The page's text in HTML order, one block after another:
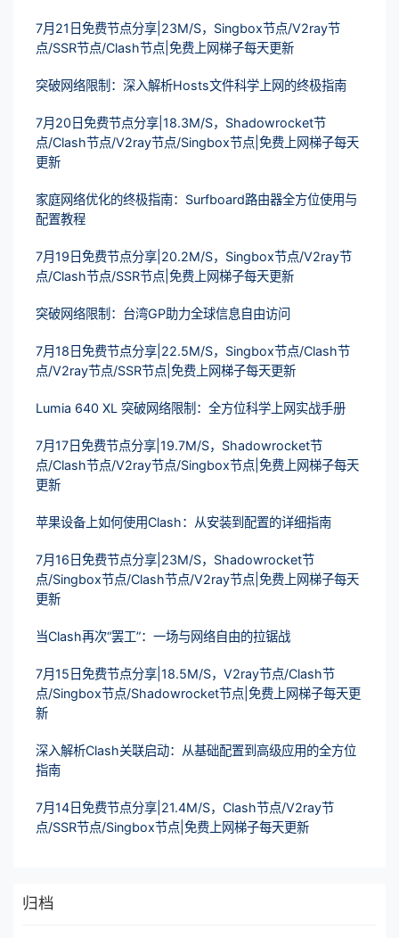
7月21日免费节点分享|23M/S，Singbox节点/V2ray节
点/SSR节点/Clash节点|免费上网梯子每天更新
突破网络限制：深入解析Hosts文件科学上网的终极指南
7月20日免费节点分享|18.3M/S，Shadowrocket节
点/Clash节点/V2ray节点/Singbox节点|免费上网梯子每天
更新
家庭网络优化的终极指南：Surfboard路由器全方位使用与
配置教程
7月19日免费节点分享|20.2M/S，Singbox节点/V2ray节
点/Clash节点/SSR节点|免费上网梯子每天更新
突破网络限制：台湾GP助力全球信息自由访问
7月18日免费节点分享|22.5M/S，Singbox节点/Clash节
点/V2ray节点/SSR节点|免费上网梯子每天更新
Lumia 640 XL 突破网络限制：全方位科学上网实战手册
7月17日免费节点分享|19.7M/S，Shadowrocket节
点/Clash节点/V2ray节点/Singbox节点|免费上网梯子每天
更新
苹果设备上如何使用Clash：从安装到配置的详细指南
7月16日免费节点分享|23M/S，Shadowrocket节
点/Singbox节点/Clash节点/V2ray节点|免费上网梯子每天
更新
当Clash再次“罢工”：一场与网络自由的拉锯战
7月15日免费节点分享|18.5M/S，V2ray节点/Clash节
点/Singbox节点/Shadowrocket节点|免费上网梯子每天更
新
深入解析Clash关联启动：从基础配置到高级应用的全方位
指南
7月14日免费节点分享|21.4M/S，Clash节点/V2ray节
点/SSR节点/Singbox节点|免费上网梯子每天更新
归档